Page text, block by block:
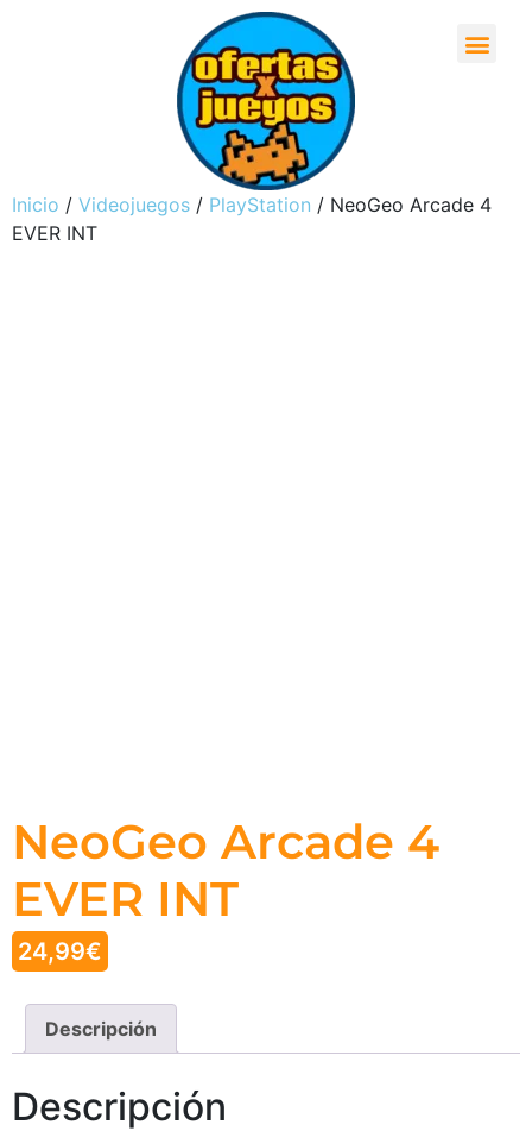
Inicio / Videojuegos / PlayStation / NeoGeo Arcade 4
EVER INT
NeoGeo Arcade 4
EVER INT
24,99€
Descripción
Descripción